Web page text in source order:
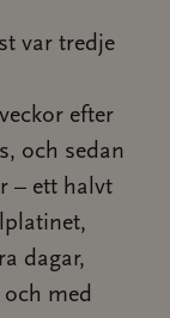
var tredje
efter
och sedan
– ett halvt
dagar,
med